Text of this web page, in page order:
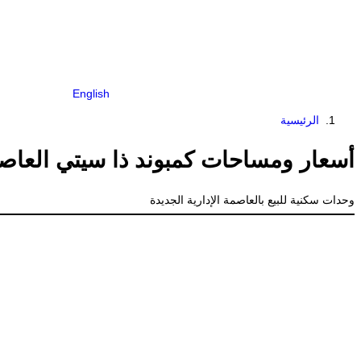
الرئيسية
أسعار ومساحات كمبوند ذا سيتي
وحدات سكنية للبيع بالعاصمة الإدارية الجديدة